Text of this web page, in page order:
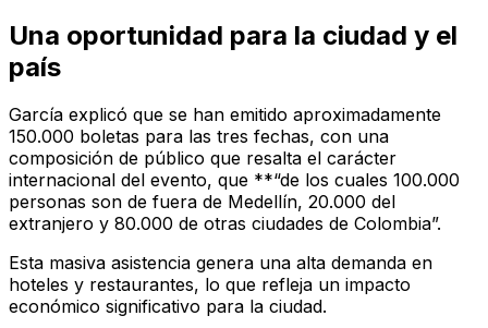
Una oportunidad para la ciudad y el
país
García explicó que se han emitido aproximadamente
150.000 boletas para las tres fechas, con una
composición de público que resalta el carácter
internacional del evento, que **“de los cuales 100.000
personas son de fuera de Medellín, 20.000 del
extranjero y 80.000 de otras ciudades de Colombia”.
Esta masiva asistencia genera una alta demanda en
hoteles y restaurantes, lo que refleja un impacto
económico significativo para la ciudad.